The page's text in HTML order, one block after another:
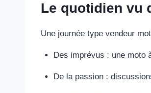
Le quotidien vu
Une journée type vendeur
Des imprévus : une moto
De la passion :